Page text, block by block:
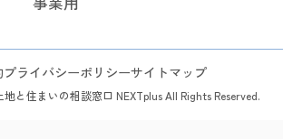
プライバシーポリシーサイトマップ
と住まいの相談窓口 NEXTplus All Rights Reserved.